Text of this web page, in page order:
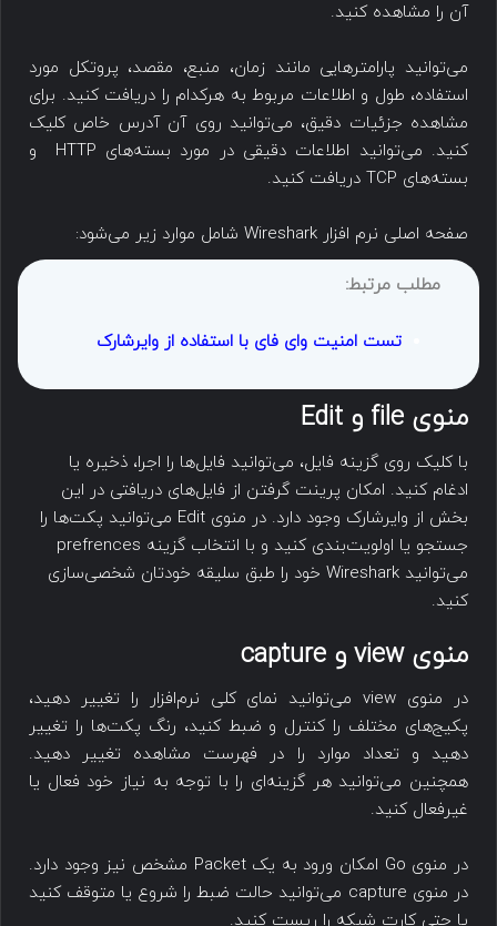
آن را مشاهده کنید.
می‌توانید پارامترهایی مانند زمان، منبع، مقصد، پروتکل مورد
استفاده، طول و اطلاعات مربوط به هرکدام را دریافت کنید. برای
مشاهده جزئیات دقیق، می‌توانید روی آن آدرس خاص کلیک
کنید. می‌توانید اطلاعات دقیقی در مورد بسته‌های HTTP و
بسته‌های TCP دریافت کنید.
صفحه اصلی نرم افزار Wireshark شامل موارد زیر می‌شود:
مطلب مرتبط:
تست امنیت وای فای با استفاده از وایرشارک
منوی file و Edit
با کلیک روی گزینه فایل، می‌توانید فایل‌ها را اجرا، ذخیره یا
ادغام کنید. امکان پرینت گرفتن از فایل‌های دریافتی در این
بخش از وایرشارک وجود دارد. در منوی Edit می‌توانید پکت‌ها را
جستجو یا اولویت‌بندی کنید و با انتخاب گزینه prefrences
می‌توانید Wireshark خود را طبق سلیقه خودتان شخصی‌سازی
کنید.
منوی view و capture
در منوی view می‌توانید نمای کلی نرم‌افزار را تغییر دهید،
پکیج‌های مختلف را کنترل و ضبط کنید، رنگ پکت‌ها را تغییر
دهید و تعداد موارد را در فهرست مشاهده تغییر دهید.
همچنین می‌توانید هر گزینه‌ای را با توجه به نیاز خود فعال یا
غیرفعال کنید.
در منوی Go امکان ورود به یک Packet مشخص نیز وجود دارد.
در منوی capture می‌توانید حالت ضبط را شروع یا متوقف کنید
یا حتی کارت شبکه را ریست کنید.